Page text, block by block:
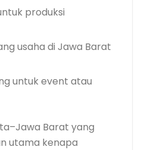
produksi
usaha di Jawa Barat
untuk event atau
Barat yang
utama kenapa